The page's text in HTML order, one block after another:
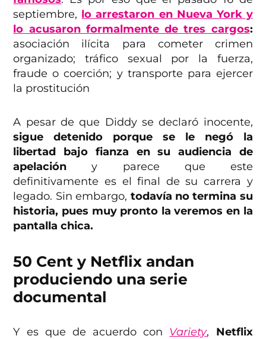
septiembre, lo arrestaron en Nueva York y
lo acusaron formalmente de tres cargos:
asociación ilícita para cometer crimen
organizado; tráfico sexual por la fuerza,
fraude o coerción; y transporte para ejercer
la prostitución
A pesar de que Diddy se declaró inocente,
sigue detenido porque se le negó la
libertad bajo fianza en su audiencia de
apelación y parece que este
definitivamente es el final de su carrera y
legado. Sin embargo, todavía no termina su
historia, pues muy pronto la veremos en la
pantalla chica.
50 Cent y Netflix andan
produciendo una serie
documental
Y es que de acuerdo con Variety, Netflix